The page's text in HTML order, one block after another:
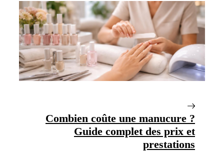
Combien coûte une manucure ?
Guide complet des prix et
prestations